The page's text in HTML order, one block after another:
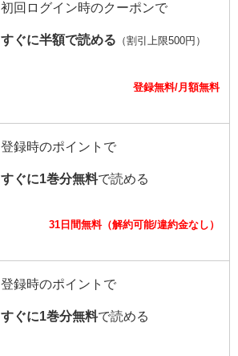
初回ログイン時のクーポンで
すぐに半額で読める （割引上限500円）
登録無料/月額無料
登録時のポイントで
すぐに1巻分無料で読める
31日間無料（解約可能/違約金なし）
登録時のポイントで
すぐに1巻分無料で読める